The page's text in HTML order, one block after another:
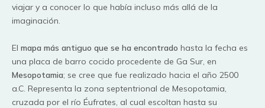
viajar y a conocer lo que había incluso más allá de la
imaginación.
El mapa más antiguo que se ha encontrado hasta la fecha es
una placa de barro cocido procedente de Ga Sur, en
Mesopotamia; se cree que fue realizado hacia el año 2500
a.C. Representa la zona septentrional de Mesopotamia,
cruzada por el río Éufrates, al cual escoltan hasta su